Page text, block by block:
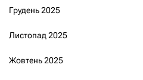
Грудень 2025
Листопад 2025
Жовтень 2025